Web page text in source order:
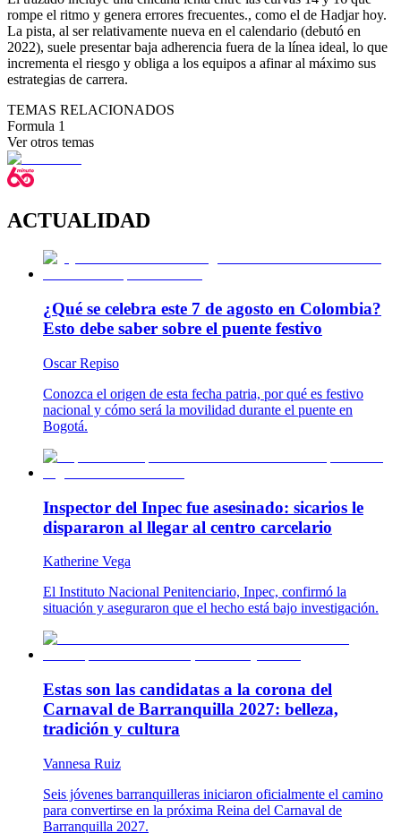
rompe el ritmo y genera errores frecuentes., como el de Hadjar hoy.
La pista, al ser relativamente nueva en el calendario (debutó en
2022), suele presentar baja adherencia fuera de la línea ideal, lo que
incrementa el riesgo y obliga a los equipos a afinar al máximo sus
estrategias de carrera.
TEMAS RELACIONADOS
Formula 1
Ver otros temas
ACTUALIDAD
¿Qué se celebra este 7 de agosto en Colombia?
Esto debe saber sobre el puente festivo
Oscar Repiso
Conozca el origen de esta fecha patria, por qué es festivo
nacional y cómo será la movilidad durante el puente en
Bogotá.
Inspector del Inpec fue asesinado: sicarios le
dispararon al llegar al centro carcelario
Katherine Vega
El Instituto Nacional Penitenciario, Inpec, confirmó la
situación y aseguraron que el hecho está bajo investigación.
Estas son las candidatas a la corona del
Carnaval de Barranquilla 2027: belleza,
tradición y cultura
Vannesa Ruiz
Seis jóvenes barranquilleras iniciaron oficialmente el camino
para convertirse en la próxima Reina del Carnaval de
Barranquilla 2027.